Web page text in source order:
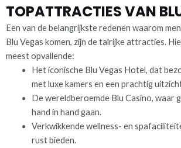
TOPATTRACTIES VAN
Een van de belangrijkste redenen waarom
Blu Vegas komen, zijn de talrijke attracties.
meest opvallende:
Het iconische Blu Vegas Hotel, dat
met luxe kamers en een prachtig
De wereldberoemde Blu Casino, waar
hand in hand gaan.
Verkwikkende wellness- en
rust bieden.